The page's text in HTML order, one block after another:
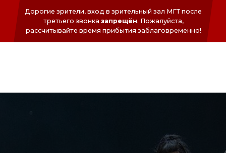
третьего звонка запрещён. Пожалуйста,
раcсчитывайте время прибытия заблаговременно!